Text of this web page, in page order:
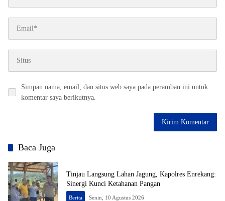
Simpan nama, email, dan situs web saya pada peramban ini untuk
komentar saya berikutnya.
Baca Juga
Tinjau Langsung Lahan Jagung, Kapolres Enrekang:
Sinergi Kunci Ketahanan Pangan
Berita Senin, 10 Agustus 2026